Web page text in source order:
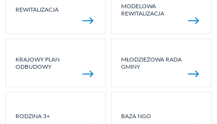
REWITALIZACJA
MODELOWA
REWITALIZACJA
KRAJOWY PLAN
ODBUDOWY
MŁODZIEŻOWA RADA
GMINY
RODZINA 3+ BAZA NGO